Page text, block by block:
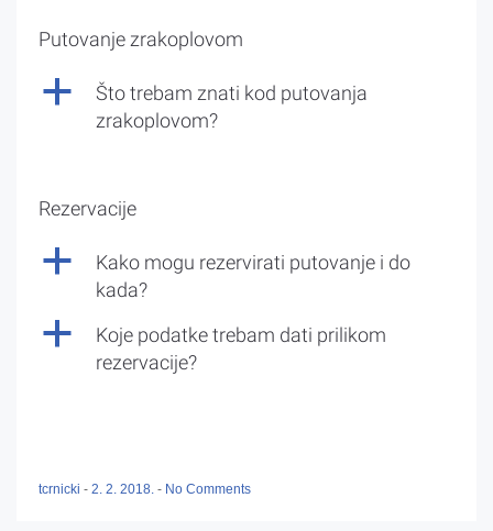
Putovanje zrakoplovom
a
Što trebam znati kod putovanja
zrakoplovom?
Rezervacije
a
Kako mogu rezervirati putovanje i do
kada?
a
Koje podatke trebam dati prilikom
rezervacije?
tcrnicki - 2. 2. 2018. - No Comments